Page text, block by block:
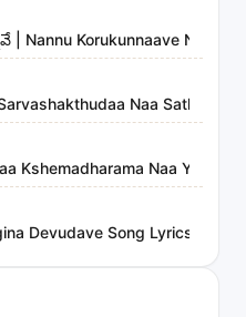
| Nannu Korukunnaave Nannu
Naa
Naa Yesayya
Devudave Song Lyrics